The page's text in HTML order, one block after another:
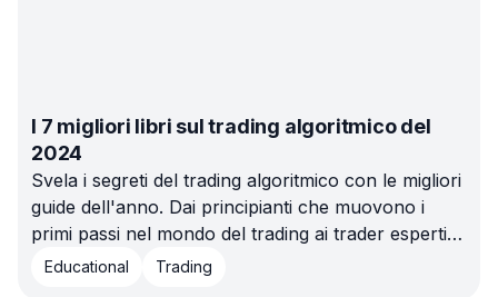
I 7 migliori libri sul trading algoritmico del
2024
Svela i segreti del trading algoritmico con le migliori
guide dell'anno. Dai principianti che muovono i
primi passi nel mondo del trading ai trader esperti
alla ricerca di nuove intuizioni, nella nostra
Educational Trading